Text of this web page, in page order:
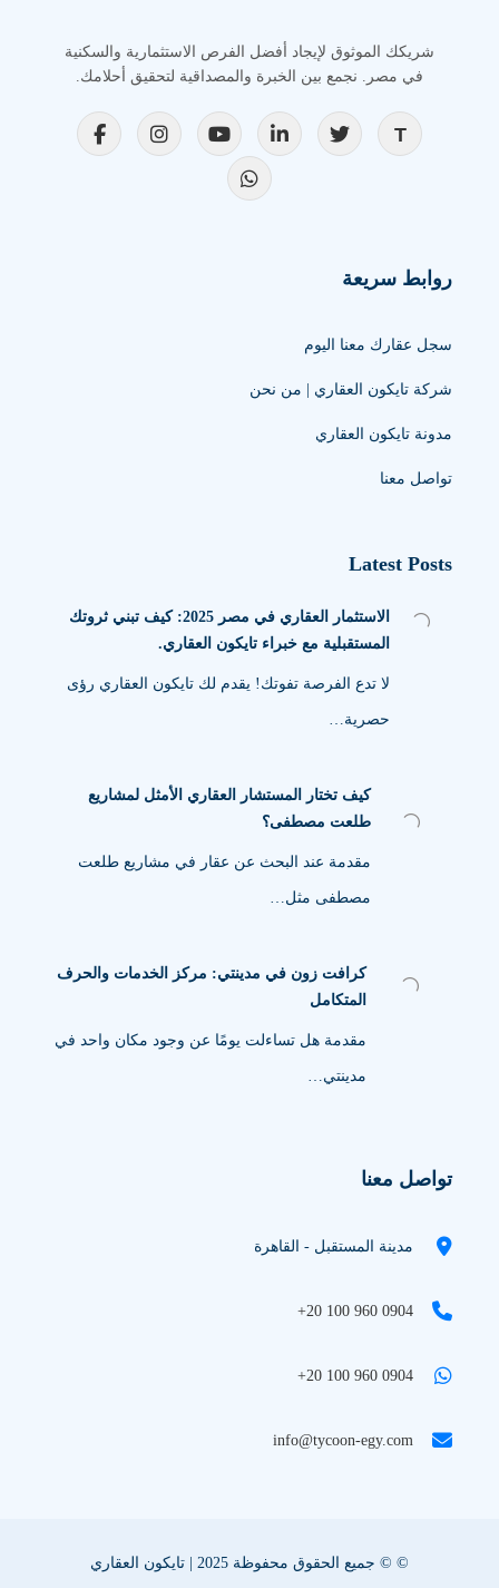
شريكك الموثوق لإيجاد أفضل الفرص الاستثمارية والسكنية
في مصر. نجمع بين الخبرة والمصداقية لتحقيق أحلامك.
روابط سريعة
سجل عقارك معنا اليوم
شركة تايكون العقاري | من نحن
مدونة تايكون العقاري
تواصل معنا
Latest Posts
الاستثمار العقاري في مصر 2025: كيف تبني ثروتك
المستقبلية مع خبراء تايكون العقاري.
لا تدع الفرصة تفوتك! يقدم لك تايكون العقاري رؤى
حصرية…
كيف تختار المستشار العقاري الأمثل لمشاريع
طلعت مصطفى؟
مقدمة عند البحث عن عقار في مشاريع طلعت
مصطفى مثل…
كرافت زون في مدينتي: مركز الخدمات والحرف
المتكامل
مقدمة هل تساءلت يومًا عن وجود مكان واحد في
مدينتي…
تواصل معنا
مدينة المستقبل - القاهرة
+20 100 960 0904
+20 100 960 0904
info@tycoon-egy.com
© © جميع الحقوق محفوظة 2025 | تايكون العقاري